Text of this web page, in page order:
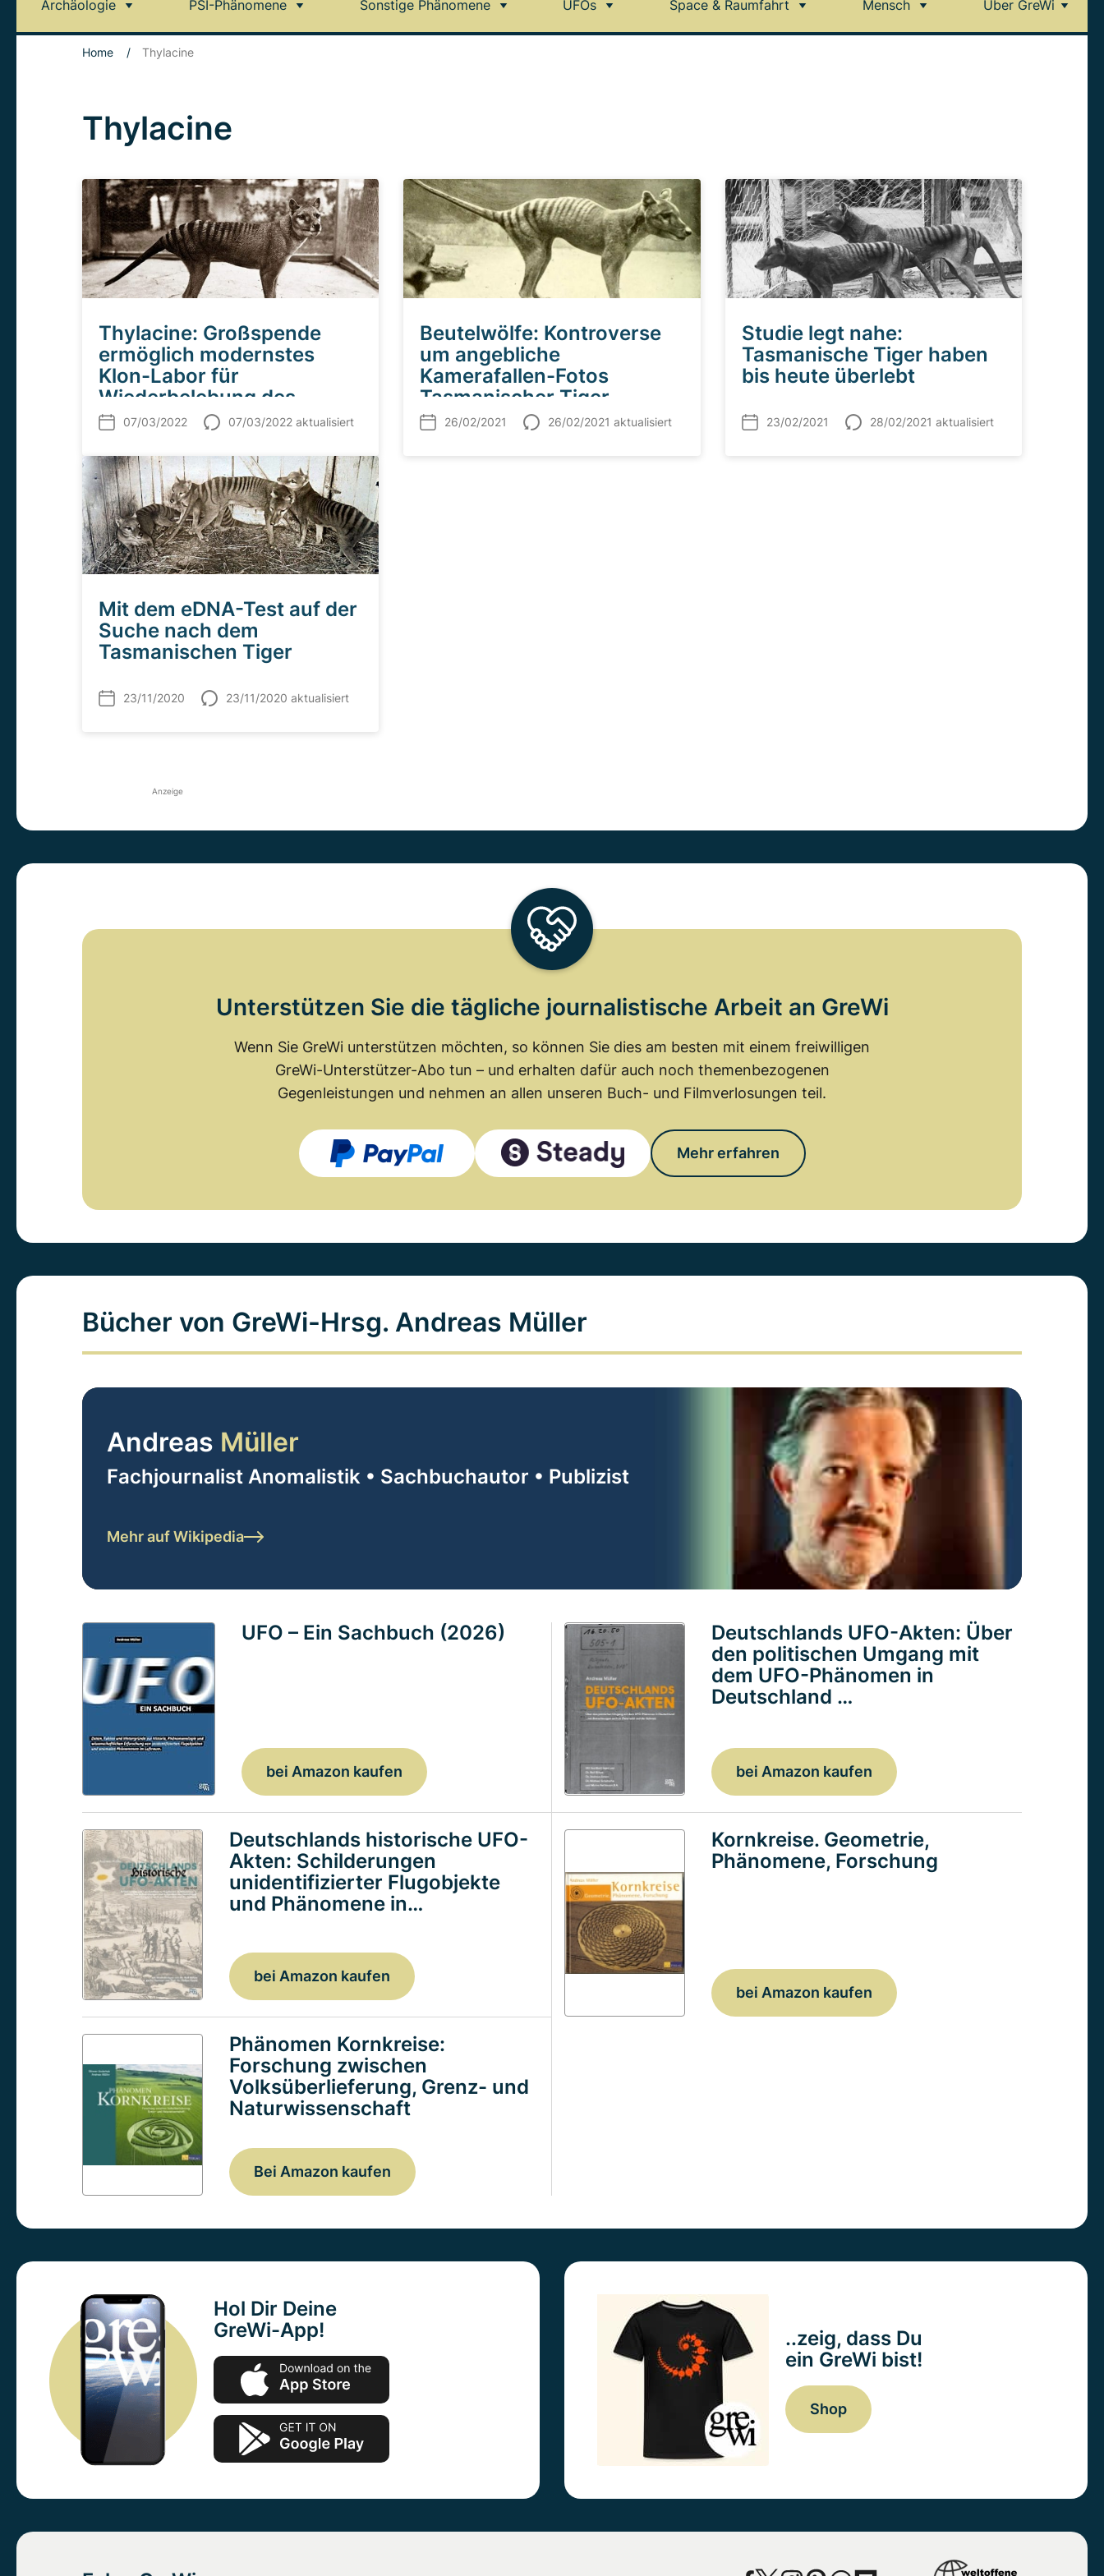
Archäologie PSI-Phänomene Sonstige Phänomene UFOs Space & Raumfahrt Mensch Über GreWi
Home / Thylacine
Thylacine
Thylacine: Großspende
ermöglich modernstes
Klon-Labor für
Wiederbelebung des
Tasmanischen Tigers
07/03/2022 07/03/2022 aktualisiert
Beutelwölfe: Kontroverse
um angebliche
Kamerafallen-Fotos
Tasmanischer Tiger
26/02/2021 26/02/2021 aktualisiert
Studie legt nahe:
Tasmanische Tiger haben
bis heute überlebt
23/02/2021 28/02/2021 aktualisiert
Mit dem eDNA-Test auf der
Suche nach dem
Tasmanischen Tiger
23/11/2020 23/11/2020 aktualisiert
Anzeige
Unterstützen Sie die tägliche journalistische Arbeit an GreWi
Wenn Sie GreWi unterstützen möchten, so können Sie dies am besten mit einem freiwilligen
GreWi-Unterstützer-Abo tun – und erhalten dafür auch noch themenbezogenen
Gegenleistungen und nehmen an allen unseren Buch- und Filmverlosungen teil.
Mehr erfahren
Bücher von GreWi-Hrsg. Andreas Müller
Andreas Müller
Fachjournalist Anomalistik • Sachbuchautor • Publizist
Mehr auf Wikipedia
UFO – Ein Sachbuch (2026)
bei Amazon kaufen
Deutschlands UFO-Akten: Über
den politischen Umgang mit
dem UFO-Phänomen in
Deutschland …
bei Amazon kaufen
Deutschlands historische UFO-
Akten: Schilderungen
unidentifizierter Flugobjekte
und Phänomene in…
bei Amazon kaufen
Kornkreise. Geometrie,
Phänomene, Forschung
bei Amazon kaufen
Phänomen Kornkreise:
Forschung zwischen
Volksüberlieferung, Grenz- und
Naturwissenschaft
Bei Amazon kaufen
Hol Dir Deine
GreWi-App!
..zeig, dass Du
ein GreWi bist!
Shop